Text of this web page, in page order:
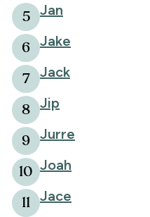
5 Jan
6 Jake
7 Jack
8 Jip
9 Jurre
10 Joah
11 Jace